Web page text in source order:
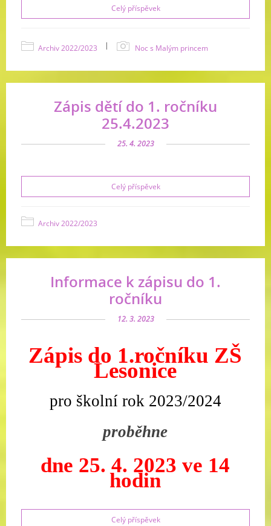
Celý příspěvek
Archiv 2022/2023 | Noc s Malým princem
Zápis dětí do 1. ročníku
25.4.2023
25. 4. 2023
Celý příspěvek
Archiv 2022/2023
Informace k zápisu do 1.
ročníku
12. 3. 2023
Zápis do 1.ročníku ZŠ
Lesonice
pro školní rok 2023/2024
proběhne
dne 25. 4. 2023 ve 14
hodin
Celý příspěvek